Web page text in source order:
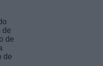
de
de
de